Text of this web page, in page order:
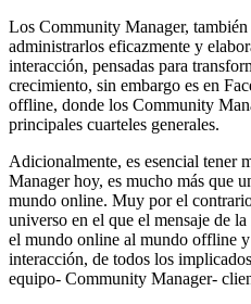
Los Community Manager, también
administrarlos eficazmente y
interacción, pensadas para
crecimiento, sin embargo es en
offline, donde los Community
principales cuarteles generales.
Adicionalmente, es esencial tener
Manager hoy, es mucho más que
mundo online. Muy por el
universo en el que el mensaje de
el mundo online al mundo offline
interacción, de todos los
equipo- Community Manager-